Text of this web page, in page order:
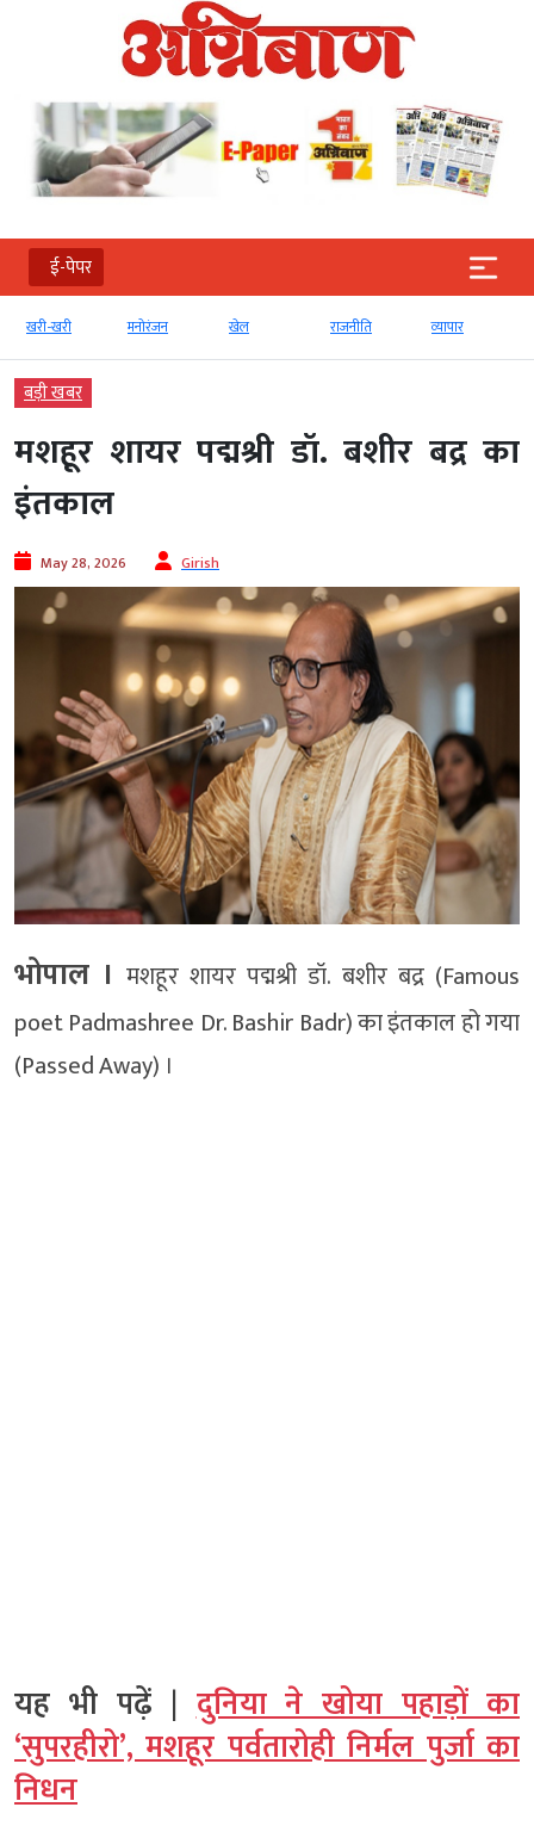
ई-पेपर
खरी-खरी मनोरंजन खेल राजनीति व्‍यापार
बड़ी खबर
मशहूर शायर पद्मश्री डॉ. बशीर बद्र का
इंतकाल
May 28, 2026 Girish
भोपाल । मशहूर शायर पद्मश्री डॉ. बशीर बद्र (Famous
poet Padmashree Dr. Bashir Badr) का इंतकाल हो गया
(Passed Away) ।
यह भी पढ़ें |दुनिया ने खोया पहाड़ों का
‘सुपरहीरो’, मशहूर पर्वतारोही निर्मल पुर्जा का
निधन